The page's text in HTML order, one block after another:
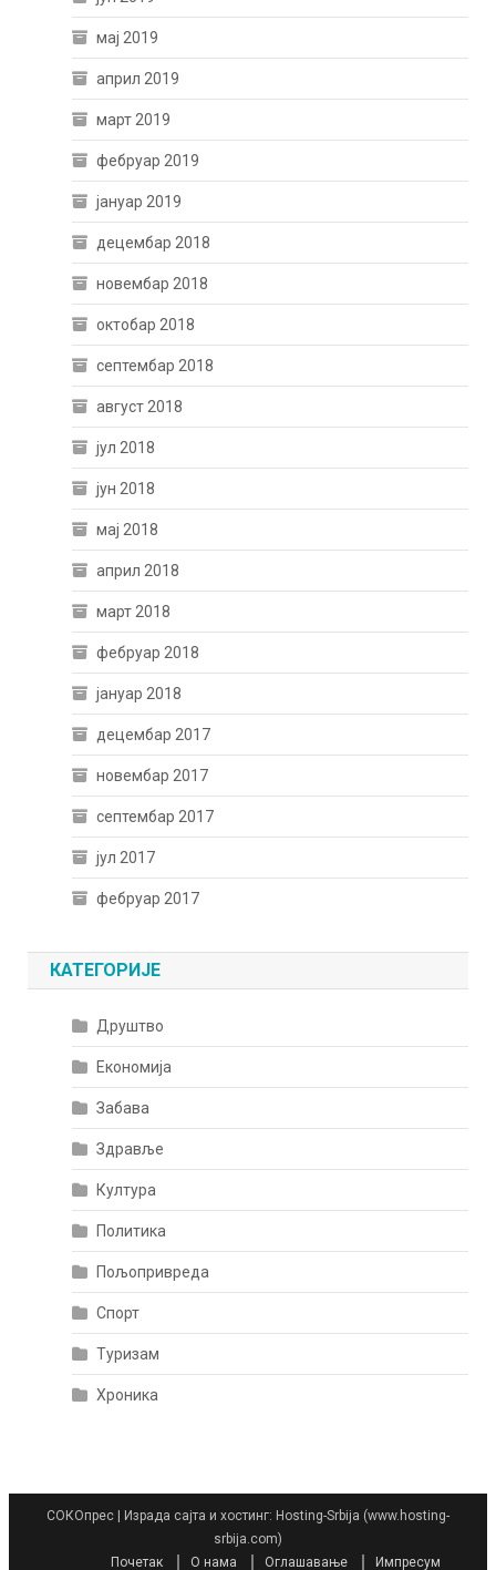
мај 2019
април 2019
март 2019
фебруар 2019
јануар 2019
децембар 2018
новембар 2018
октобар 2018
септембар 2018
август 2018
јул 2018
јун 2018
мај 2018
април 2018
март 2018
фебруар 2018
јануар 2018
децембар 2017
новембар 2017
септембар 2017
јул 2017
фебруар 2017
КАТЕГОРИЈЕ
Друштво
Економија
Забава
Здравље
Култура
Политика
Пољопривреда
Спорт
Туризам
Хроника
СОКОпрес | Израда сајта и хостинг: Hosting-Srbija (www.hosting-
srbija.com)
Почетак
О нама Оглашавање Импресум